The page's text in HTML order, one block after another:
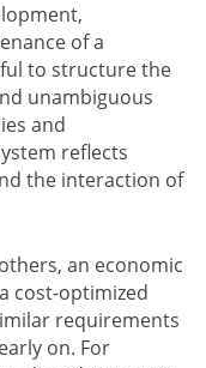
of a
to structure the
unambiguous
and
reflects
the interaction of
an economic
cost-optimized
requirements
on. For